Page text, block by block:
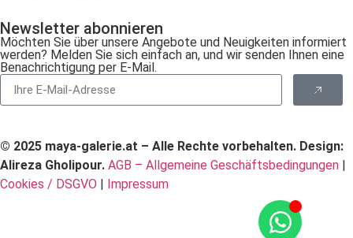
Newsletter abonnieren
Möchten Sie über unsere Angebote und Neuigkeiten informiert
werden? Melden Sie sich einfach an, und wir senden Ihnen eine
Benachrichtigung per E-Mail.
© 2025 maya-galerie.at – Alle Rechte vorbehalten. Design:
Alireza Gholipour. AGB – Allgemeine Geschäftsbedingungen |
Cookies / DSGVO | Impressum